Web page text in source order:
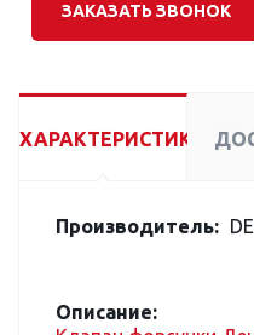
ЗАКАЗАТЬ ЗВОНОК
ХАРАКТЕРИСТИКИ
Производитель:
Описание: